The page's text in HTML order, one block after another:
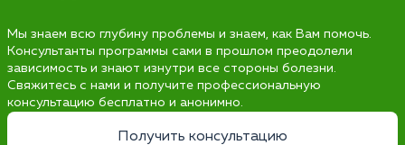
Мы знаем всю глубину проблемы и знаем, как Вам помочь.
Консультанты программы сами в прошлом преодолели
зависимость и знают изнутри все стороны болезни.
Свяжитесь с нами и получите профессиональную
консультацию бесплатно и анонимно.
Получить консультацию